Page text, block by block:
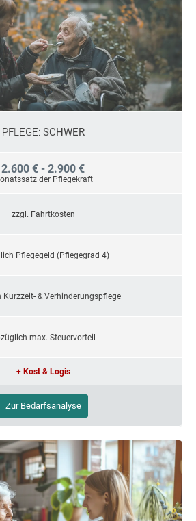
PFLEGE: SCHWER
2.600 € - 2.900 €
der Pflegekraft
zzgl. Fahrtkosten
Pflegegeld (Pflegegrad 4)
Kurzzeit- & Verhinderungspflege
max. Steuervorteil
+ Kost & Logis
Zur Bedarfsanalyse